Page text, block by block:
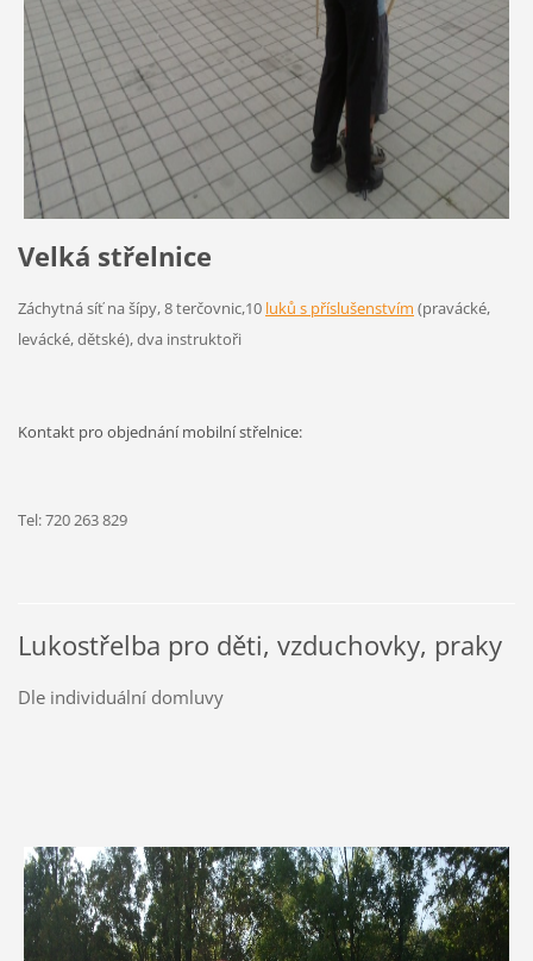
Velká střelnice
Záchytná síť na šípy, 8 terčovnic,10 luků s příslušenstvím (pravácké,
levácké, dětské), dva instruktoři
Kontakt pro objednání mobilní střelnice:
Tel: 720 263 829
Lukostřelba pro děti, vzduchovky, praky
Dle individuální domluvy